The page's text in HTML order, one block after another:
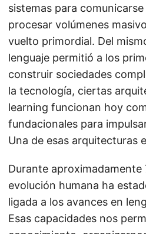
sistemas para
procesar volúmenes
vuelto primordial. Del
lenguaje permitió a los
construir sociedades
la tecnología, ciertas
learning funcionan hoy
fundacionales para
Una de esas arquitecturas
Durante aproximadamente
evolución humana ha
ligada a los avances en
Esas capacidades nos